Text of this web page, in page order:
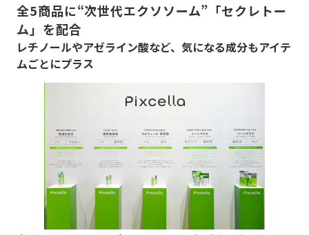
全5商品に“次世代エクソソーム”「セクレトー
ム」を配合
レチノールやアゼライン酸など、気になる成分もアイテ
ムごとにプラス